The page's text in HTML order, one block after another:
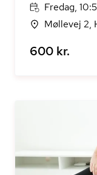
Fredag,
Møllevej 2,
600 kr.